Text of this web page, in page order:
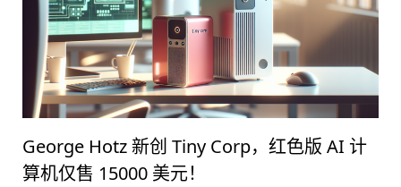
George Hotz 新创 Tiny Corp，红色版 AI 计
算机仅售 15000 美元！